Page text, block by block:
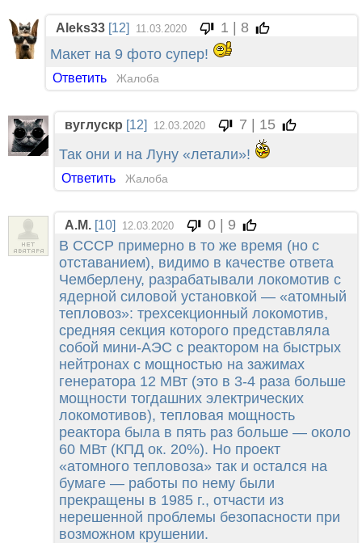
Aleks33 [12] 11.03.2020
1 | 8
Макет на 9 фото супер!
Ответить Жалоба
вуглускр [12] 12.03.2020
7 | 15
Так они и на Луну «летали»!
Ответить Жалоба
A.M. [10] 12.03.2020
0 | 9
В СССР примерно в то же время (но с
отставанием), видимо в качестве ответа
Чемберлену, разрабатывали локомотив с
ядерной силовой установкой — «атомный
тепловоз»: трехсекционный локомотив,
средняя секция которого представляла
собой мини-АЭС с реактором на быстрых
нейтронах с мощностью на зажимах
генератора 12 МВт (это в 3-4 раза больше
мощности тогдашних электрических
локомотивов), тепловая мощность
реактора была в пять раз больше — около
60 МВт (КПД ок. 20%). Но проект
«атомного тепловоза» так и остался на
бумаге — работы по нему были
прекращены в 1985 г., отчасти из
нерешенной проблемы безопасности при
возможном крушении.